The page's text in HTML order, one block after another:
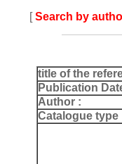
[Search by
title of the
Publication
Author :
Catalogue type